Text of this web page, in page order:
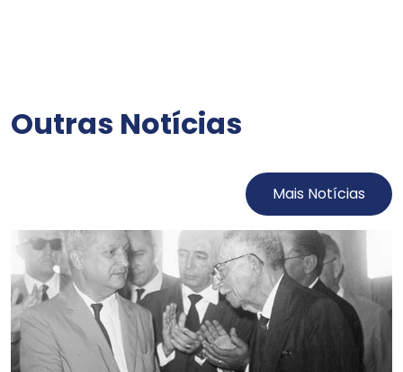
Outras Notícias
Mais Notícias